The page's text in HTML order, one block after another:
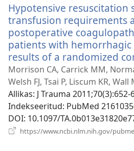
Hypotensive resuscitation
transfusion requirements
postoperative
patients with
results of a randomized
Morrison CA, Carrick MM,
Welsh FJ, Tsai P, Liscum KR, Wall
Allikas‎: J Trauma 2011;70(3):652-
Indekseeritud‎: PubMed
DOI‎: 10.1097/
https://www.ncbi.nlm.nih.gov/